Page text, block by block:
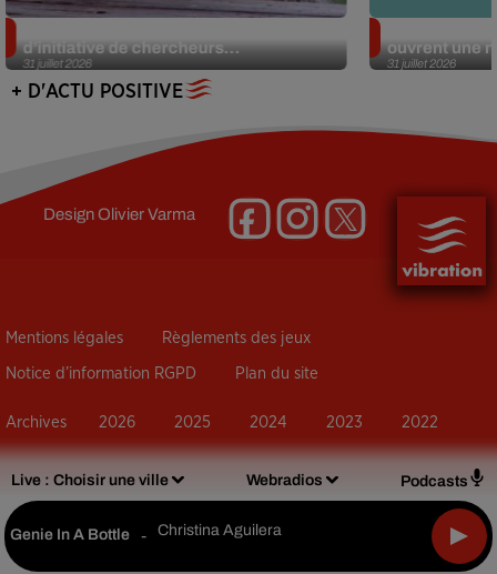
Live : Choisir une ville Webradios Podcasts
Genie In A Bottle - Christina Aguilera
31 juillet 2026
d’initiative de chercheurs...
31 juillet 2026
ouvrent une
+ D'ACTU POSITIVE
DesignOlivier Varma
Mentions légales Règlements des jeux
Notice d’information RGPD Plan du site
Archives 2026 2025 2024 2023 2022